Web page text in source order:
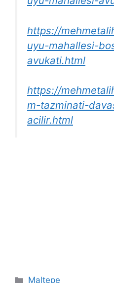
https://
uyu-mahallesi-
avukati.html
https://
m-tazminati-
acilir.html
Kategoriler
Maltepe